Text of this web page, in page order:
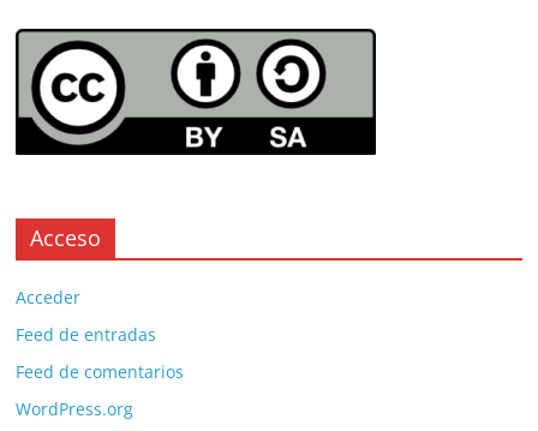
Acceso
Acceder
Feed de entradas
Feed de comentarios
WordPress.org